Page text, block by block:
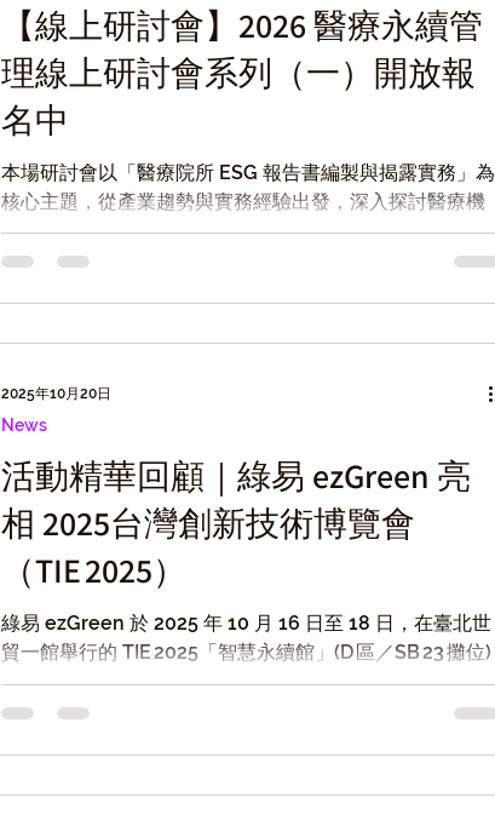
【線上研討會】2026 醫療永續管
理線上研討會系列（一）開放報
名中
本場研討會以「醫療院所 ESG 報告書編製與揭露實務」為
核心主題，從產業趨勢與實務經驗出發，深入探討醫療機
構在永續發展過程中的關鍵轉變。
活動精華回顧｜綠易 ezGreen 亮
相 2025台灣創新技術博覽會
（TIE 2025）
綠易 ezGreen 於 2025 年 10 月 16 日至 18 日，在臺北世
貿一館舉行的 TIE 2025「智慧永續館」(D 區／SB 23 攤位)
精彩亮相，向產官學界展示其在供應鏈碳管理與數位化減
碳領域的創新解方。
News
2025年10月20日